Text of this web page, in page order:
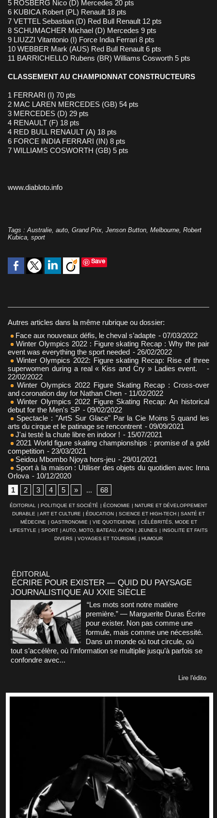
5 ROSBERG Nico (D) Mercedes 20 pts
6 KUBICA Robert (PL) Renault 18 pts
7 VETTEL Sebastian (D) Red Bull Renault 12 pts
8 SCHUMACHER Michael (D) Mercedes 9 pts
9 LIUZZI Vitantonio (I) Force India Ferrari 8 pts
10 WEBBER Mark (AUS) Red Bull Renault 6 pts
11 BARRICHELLO Rubens (BR) Williams Cosworth 5 pts
CLASSEMENT AU CHAMPIONNAT CONSTRUCTEURS
1 FERRARI (I) 70 pts
2 MAC LAREN MERCEDES (GB) 54 pts
3 MERCEDES (D) 29 pts
4 RENAULT (F) 18 pts
4 RED BULL RENAULT (A) 18 pts
6 FORCE INDIA FERRARI (IN) 8 pts
7 WILLIAMS COSWORTH (GB) 5 pts
www.diabloto.info
Tags : Australie auto Grand Prix Jenson Button Melbourne Robert
Kubica sport
Save
Autres articles dans la même rubrique ou dossier:
Face aux nouveaux défis, le cheval s’adapte - 07/03/2022
Winter Olympics 2022 : Figure skating Recap : Why the pair
event was everything the sport needed - 26/02/2022
Winter Olympics 2022: Figure skating Recap: Rise of three
superwomen during a real « Kiss and Cry » Ladies event.
-
22/02/2022
Winter Olympics 2022 Figure Skating Recap : Cross-over
and coronation day for Nathan Chen - 11/02/2022
Winter Olympics 2022 Figure Skating Recap: An historical
debut for the Men's SP - 09/02/2022
Spectacle : "ArtS Sur Glace" Par la Cie Moins 5 quand les
arts du cirque et le patinage se rencontrent - 09/09/2021
J'ai testé la chute libre en indoor ! - 15/07/2021
2021 World figure skating championships : promise of a gold
competition - 23/03/2021
Seidou Mbombo Njoya hors-jeu - 29/01/2021
Sport à la maison : Utiliser des objets du quotidien avec Inna
Orlova - 10/12/2020
1
2 3 4 5 » ... 68
ÉDITORIAL | POLITIQUE ET SOCIÉTÉ | ÉCONOMIE | NATURE ET DÉVELOPPEMENT
DURABLE | ART ET CULTURE | ÉDUCATION | SCIENCE ET HIGH-TECH | SANTÉ ET
MÉDECINE | GASTRONOMIE | VIE QUOTIDIENNE | CÉLÉBRITÉS, MODE ET
LIFESTYLE | SPORT | AUTO, MOTO, BATEAU, AVION | JEUNES | INSOLITE ET FAITS
DIVERS | VOYAGES ET TOURISME | HUMOUR
ÉDITORIAL
ÉCRIRE POUR EXISTER — QUID DU PAYSAGE
JOURNALISTIQUE AU XXIE SIÈCLE
“Les mots sont notre matière
première.” — Marguerite Duras Écrire
pour exister. Non pas comme une
formule, mais comme une nécessité.
Dans un monde où tout circule, où
tout s’accélère, où l’information se multiplie jusqu’à parfois se
confondre avec...
Lire l'édito